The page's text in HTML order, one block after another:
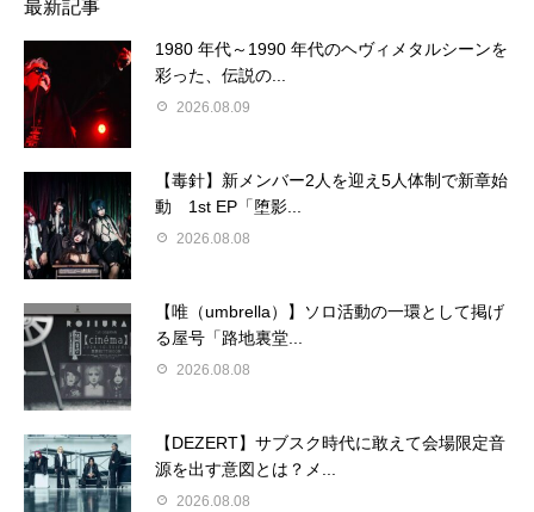
最新記事
1980 年代～1990 年代のヘヴィメタルシーンを
彩った、伝説の...
2026.08.09
【毒針】新メンバー2人を迎え5人体制で新章始
動 1st EP「堕影...
2026.08.08
【唯（umbrella）】ソロ活動の一環として掲げ
る屋号「路地裏堂...
2026.08.08
【DEZERT】サブスク時代に敢えて会場限定音
源を出す意図とは？メ...
2026.08.08